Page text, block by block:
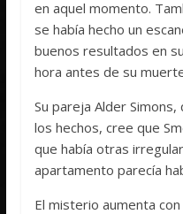
en aquel momento.
se había hecho un
buenos resultados en
hora antes de su
Su pareja Alder
los hechos, cree que
que había otras
apartamento parecía
El misterio aumenta